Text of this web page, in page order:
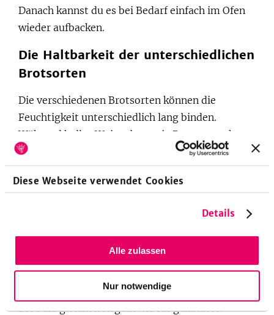
Diese Webseite verwendet Cookies
Details
Alle zulassen
Nur notwendige
Danach kannst du es bei Bedarf einfach im Ofen
wieder aufbacken.
Die Haltbarkeit der unterschiedlichen
Brotsorten
Die verschiedenen Brotsorten können die
Feuchtigkeit unterschiedlich lang binden.
Während helles Weizenbrot wie Baguette schon
noch 2 Tagen austrocknet, bleibt Vollkornbrot
locker 4 Tage frisch. Besonders lange bindet
Roggenbrot die Feuchtigkeit: Es bleibt bis zu 9
Du solltest auf jeden Fall darauf achten, das Brot
auskühlen zu lassen, bevor du es in ein Behältnis
gibst. Ansonsten gelten für selbstgebackenes
Brot die gleichen Regeln wie für gekauftes.